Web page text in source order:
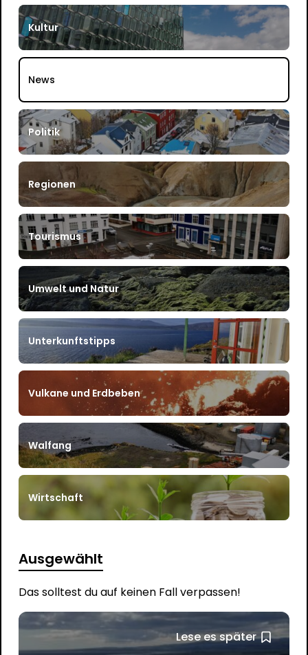
Kultur
News
Politik
Regionen
Tourismus
Umwelt und Natur
Unterkunftstipps
Vulkane und Erdbeben
Walfang
Wirtschaft
Ausgewählt
Das solltest du auf keinen Fall verpassen!
Lese es später